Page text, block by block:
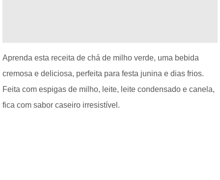
Aprenda esta receita de chá de milho verde, uma bebida
cremosa e deliciosa, perfeita para festa junina e dias frios.
Feita com espigas de milho, leite, leite condensado e canela,
fica com sabor caseiro irresistível.